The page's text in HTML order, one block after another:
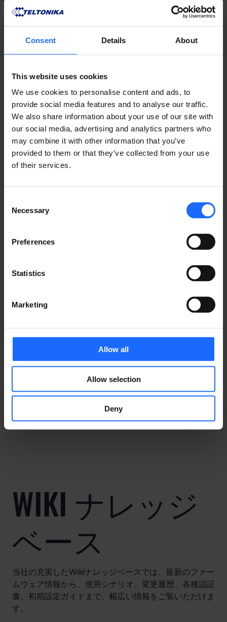
Consent Details About
This website uses cookies
We use cookies to personalise content and ads, to
provide social media features and to analyse our traffic.
We also share information about your use of our site with
our social media, advertising and analytics partners who
may combine it with other information that you’ve
provided to them or that they’ve collected from your use
of their services.
Selection
Necessary
Preferences
Statistics
Marketing
Allow all
Allow selection
Deny
リモート
マネジメント
​システム
​事例
IoTソリューションをどのように支えているかをご覧く
事例集
WIKI ナレッジ
ベース
当社の充実したWikiナレッジベースでは、最新のファー
ムウェア情報から、使用シナリオ、変更履歴、各種認証
書、初期設定ガイドまで、幅広い情報をご覧いただけま
す。